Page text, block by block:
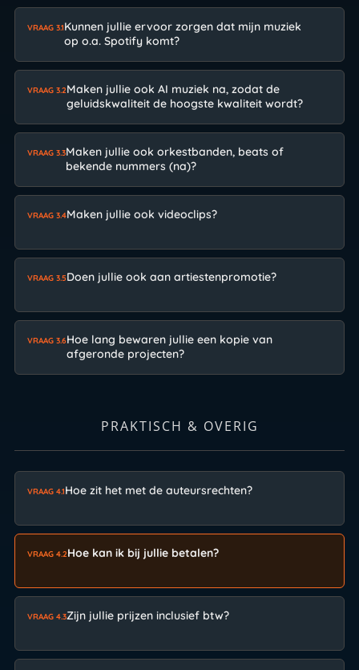
VRAAG 3.1Kunnen jullie ervoor zorgen dat mijn muziek
op o.a. Spotify komt?
VRAAG 3.2Maken jullie ook AI muziek na, zodat de
geluidskwaliteit de hoogste kwaliteit wordt?
VRAAG 3.3Maken jullie ook orkestbanden, beats of
bekende nummers (na)?
VRAAG 3.4Maken jullie ook videoclips?
VRAAG 3.5Doen jullie ook aan artiestenpromotie?
VRAAG 3.6Hoe lang bewaren jullie een kopie van
afgeronde projecten?
PRAKTISCH & OVERIG
VRAAG 4.1Hoe zit het met de auteursrechten?
VRAAG 4.2Hoe kan ik bij jullie betalen?
VRAAG 4.3Zijn jullie prijzen inclusief btw?